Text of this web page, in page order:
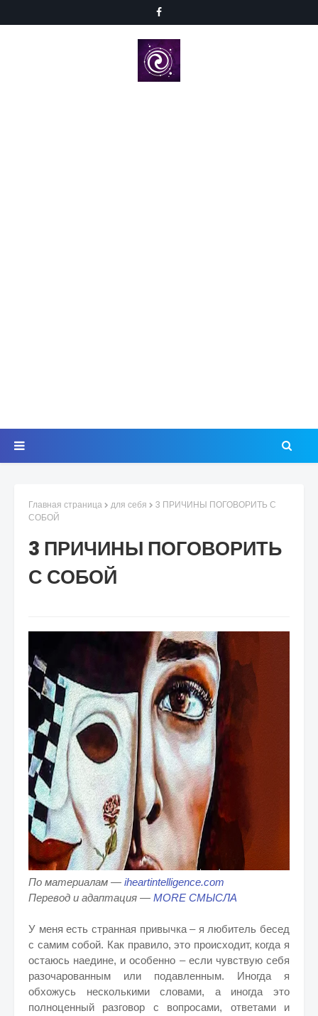
Главная страница для себя
3 ПРИЧИНЫ ПОГОВОРИТЬ С
СОБОЙ
3 ПРИЧИНЫ ПОГОВОРИТЬ
С СОБОЙ
По материалам — iheartintelligence.com
Перевод и адаптация — MORE СМЫСЛА
У меня есть странная привычка – я любитель бесед
с самим собой. Как правило, это происходит, когда я
остаюсь наедине, и особенно – если чувствую себя
разочарованным или подавленным. Иногда я
обхожусь несколькими словами, а иногда это
полноценный разговор с вопросами, ответами и